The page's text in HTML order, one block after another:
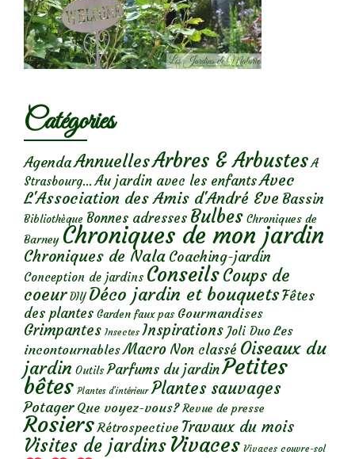
Catégories
AgendaAnnuellesArbres & Arbustes A
Strasbourg... Au jardin avec les enfantsAvec
L'Association des Amis d'André Eve Bassin
Bibliothèque Bonnes adresses Bulbes Chroniques de
Barney Chroniques de mon jardin
Chroniques de Nala Coaching-jardin
Conception de jardins ConseilsCoups de
coeur DIY Déco jardin et bouquetsFêtes
des plantes Garden faux pas Gourmandises
Grimpantes Insectes Inspirations Joli Duo Les
incontournables Macro Non classé Oiseaux du
jardin Outils Parfums du jardinPetites
bêtes Plantes d’intérieur Plantes sauvages
Potager Que voyez-vous? Revue de presse
Rosiers Rétrospective Travaux du mois
Visites de jardins Vivaces Vivaces couvre-sol